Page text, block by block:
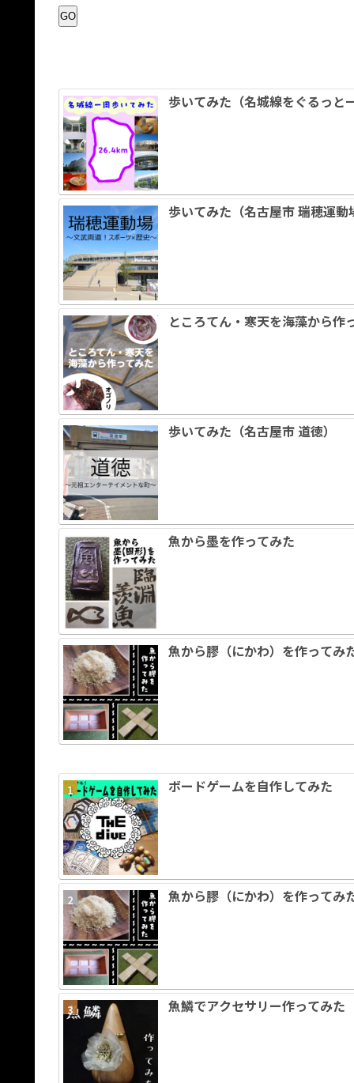
GO
歩いてみた（名城線をぐるっと
歩いてみた（名古屋市 瑞穂運動
ところてん・寒天を海藻から作
歩いてみた（名古屋市 道徳）
魚から墨を作ってみた
魚から膠（にかわ）を作ってみ
ボードゲームを自作してみた
魚から膠（にかわ）を作ってみ
魚鱗でアクセサリー作ってみた